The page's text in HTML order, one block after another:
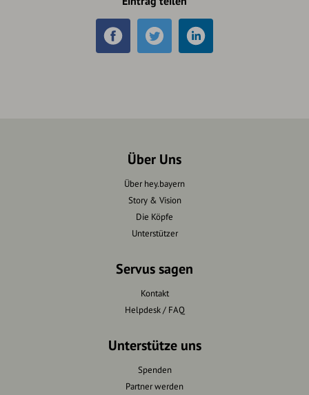
Über Uns
Über hey.bayern
Story & Vision
Die Köpfe
Unterstützer
Servus sagen
Kontakt
Helpdesk / FAQ
Unterstütze uns
Spenden
Partner werden